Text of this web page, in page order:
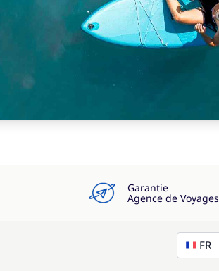
Garantie
Agence de Voyages
FR